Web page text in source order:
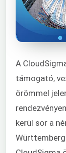
A
támogató,
örömmel
kerül sor a